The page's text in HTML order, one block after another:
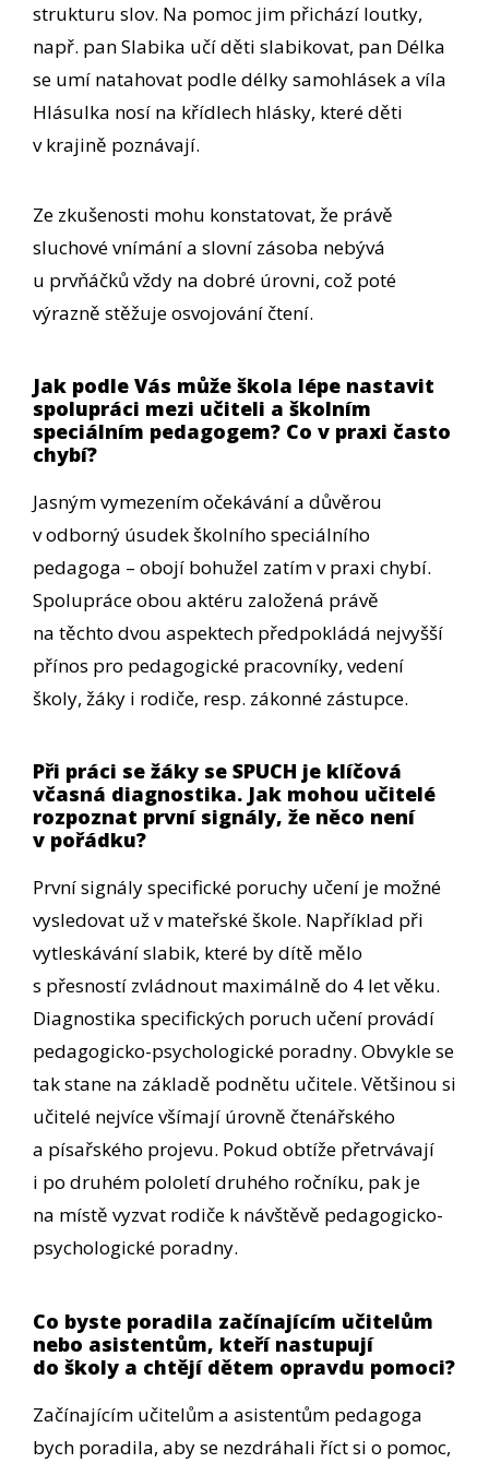
strukturu slov. Na pomoc jim přichází loutky,
např. pan Slabika učí děti slabikovat, pan Délka
se umí natahovat podle délky samohlásek a víla
Hlásulka nosí na křídlech hlásky, které děti
v krajině poznávají.
Ze zkušenosti mohu konstatovat, že právě
sluchové vnímání a slovní zásoba nebývá
u prvňáčků vždy na dobré úrovni, což poté
výrazně stěžuje osvojování čtení.
Jak podle Vás může škola lépe nastavit
spolupráci mezi učiteli a školním
speciálním pedagogem? Co v praxi často
chybí?
Jasným vymezením očekávání a důvěrou
v odborný úsudek školního speciálního
pedagoga – obojí bohužel zatím v praxi chybí.
Spolupráce obou aktéru založená právě
na těchto dvou aspektech předpokládá nejvyšší
přínos pro pedagogické pracovníky, vedení
školy, žáky i rodiče, resp. zákonné zástupce.
Při práci se žáky se SPUCH je klíčová
včasná diagnostika. Jak mohou učitelé
rozpoznat první signály, že něco není
v pořádku?
První signály specifické poruchy učení je možné
vysledovat už v mateřské škole. Například při
vytleskávání slabik, které by dítě mělo
s přesností zvládnout maximálně do 4 let věku.
Diagnostika specifických poruch učení provádí
pedagogicko-psychologické poradny. Obvykle se
tak stane na základě podnětu učitele. Většinou si
učitelé nejvíce všímají úrovně čtenářského
a písařského projevu. Pokud obtíže přetrvávají
i po druhém pololetí druhého ročníku, pak je
na místě vyzvat rodiče k návštěvě pedagogicko-
psychologické poradny.
Co byste poradila začínajícím učitelům
nebo asistentům, kteří nastupují
do školy a chtějí dětem opravdu pomoci?
Začínajícím učitelům a asistentům pedagoga
bych poradila, aby se nezdráhali říct si o pomoc,